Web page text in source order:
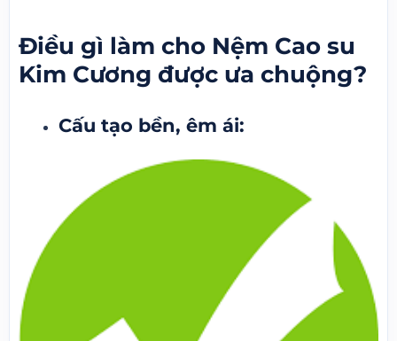
Điều gì làm cho Nệm Cao su
Kim Cương được ưa chuộng?
Cấu tạo bền, êm ái: